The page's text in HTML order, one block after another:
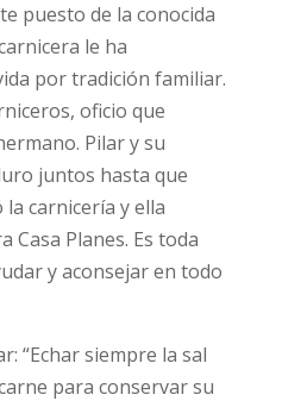
puesto de la conocida
le ha
por tradición familiar.
oficio que
Pilar y su
juntos hasta que
carnicería y ella
Casa Planes. Es toda
y aconsejar en todo
“Echar siempre la sal
para conservar su